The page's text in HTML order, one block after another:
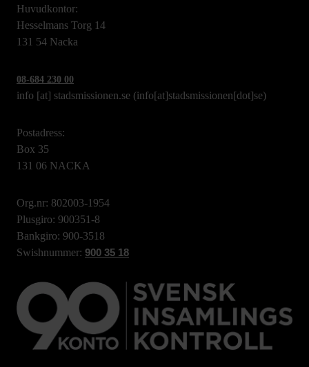
Huvudkontor:
Hesselmans Torg 14
131 54 Nacka
08-684 230 00
info [at] stadsmissionen.se (info[at]stadsmissionen[dot]se)
Postadress:
Box 35
131 06 NACKA
Org.nr: 802003-1954
Plusgiro: 900351-8
Bankgiro: 900-3518
Swishnummer: 900 35 18